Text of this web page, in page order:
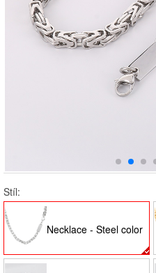
Stíl:
Necklace - Steel color